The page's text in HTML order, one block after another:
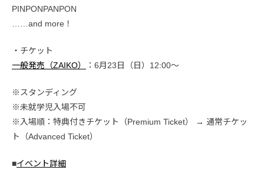
PINPONPANPON
……and more！
・チケット
一般発売（ZAIKO）
：6月23日（日）12:00〜
※スタンディング
※未就学児入場不可
※入場順：特典付きチケット（Premium Ticket） → 通常チケッ
ト（Advanced Ticket）
■イベント詳細